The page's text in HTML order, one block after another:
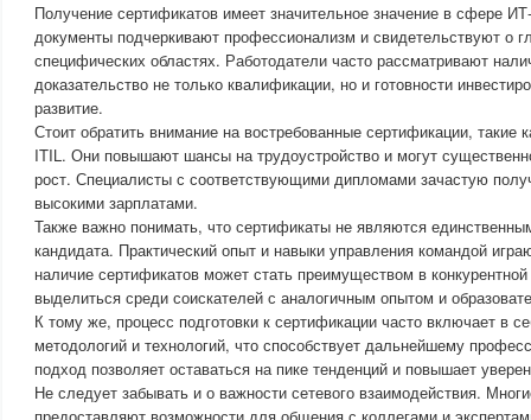
Получение сертификатов имеет значительное значение в сфере
документы подчеркивают профессионализм и свидетельствуют о
специфических областях. Работодатели часто рассматривают
доказательство не только квалификации, но и готовности
развитие.
Стоит обратить внимание на востребованные сертификации, такие
ITIL. Они повышают шансы на трудоустройство и могут
рост. Специалисты с соответствующими дипломами зачастую
высокими зарплатами.
Также важно понимать, что сертификаты не являются
кандидата. Практический опыт и навыки управления командой
наличие сертификатов может стать преимуществом в
выделиться среди соискателей с аналогичным опытом и
К тому же, процесс подготовки к сертификации часто включает в
методологий и технологий, что способствует дальнейшему
подход позволяет оставаться на пике тенденций и повышает
Не следует забывать и о важности сетевого взаимодействия.